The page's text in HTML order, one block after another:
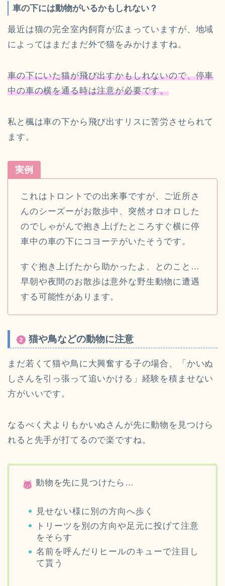
車の下には動物がいるかもしれない？
最近は猫の完全室内飼育が広まっていますが、地域
によってはまだまだ外で猫をみかけますね。
車の下にいた猫が飛び出すかもしれないので、停車
中の車の横を通る時は注意が必要です。
私と楓は車の下から飛び出すリスに苦労させられて
ます。
実例
これはトロントでの出来事ですが、ご近所さ
んのシーズーがお散歩中、突然オロオロした
のでしゃがんで抱き上げたところすぐ横に停
車中の車の下にコヨーテがいたそうです。
すぐ抱き上げたから助かったよ、とのこと…
早朝や夜間のお散歩は意外な野生動物に遭遇
する可能性があります。
猫や鳥などの動物に注意
まだ若くて猫や鳥に大興奮する子の場合、「かいぬ
しさんを引っ張って追いかける」経験を積ませない
方がいいです。
なるべく犬よりもかいぬさんが先に動物を見つけら
れると先手が打てるので楽ですね。
動物を先に見つけたら…
見せない様に別の方向へ歩く
トリーツを別の方向や足元に投げて注意
をそらす
名前を呼んだりヒールのキューで注目し
て貰う